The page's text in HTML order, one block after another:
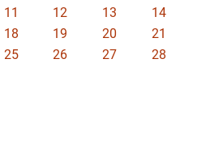
11 12 13
14
18 19 20
21
25 26 27
28